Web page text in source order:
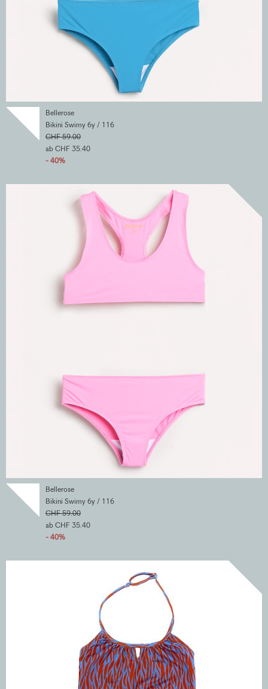
Bellerose
Bikini Swimy 6y / 116
CHF 59.00
ab CHF 35.40
- 40%
Bellerose
Bikini Swimy 6y / 116
CHF 59.00
ab CHF 35.40
- 40%